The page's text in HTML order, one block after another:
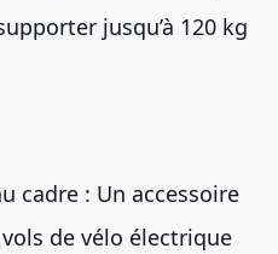
jusqu’à 120 kg
cadre : Un accessoire
de vélo électrique